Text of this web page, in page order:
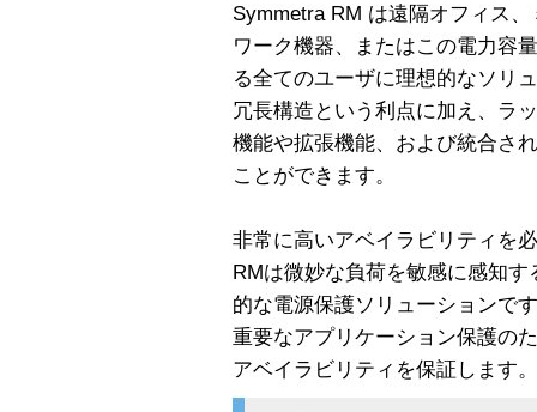
Symmetra RM は遠隔オフィス
ワーク機器、またはこの電力容
る全てのユーザに理想的なソリ
冗長構造という利点に加え、ラ
機能や拡張機能、および統合さ
ことができます。
非常に高いアベイラビリティを
RMは微妙な負荷を敏感に感知
的な電源保護ソリューションで
重要なアプリケーション保護の
アベイラビリティを保証します。